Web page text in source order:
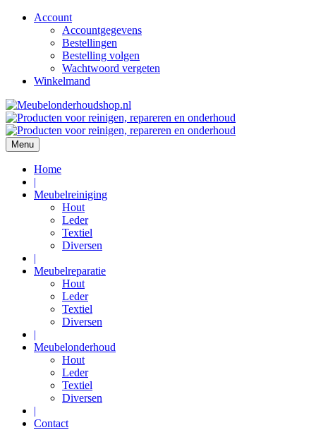
Account
Accountgegevens
Bestellingen
Bestelling volgen
Wachtwoord vergeten
Winkelmand
Ga
naar
de
inhoud
Menu
Home
|
Meubelreiniging
Hout
Leder
Textiel
Diversen
|
Meubelreparatie
Hout
Leder
Textiel
Diversen
|
Meubelonderhoud
Hout
Leder
Textiel
Diversen
|
Contact